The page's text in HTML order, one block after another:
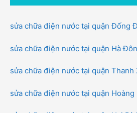
sửa chữa điện nước tại quận Đống
sửa chữa điện nước tại quận Hà
sửa chữa điện nước tại quận Thanh
sửa chữa điện nước tại quận Hoàng